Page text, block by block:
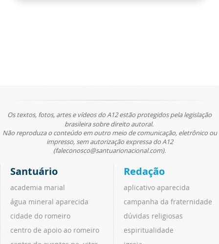
Os textos, fotos, artes e vídeos do A12 estão protegidos pela legislação
brasileira sobre direito autoral.
Não reproduza o conteúdo em outro meio de comunicação, eletrônico ou
impresso, sem autorização expressa do A12
(faleconosco@santuarionacional.com).
Santuário
academia marial
água mineral aparecida
cidade do romeiro
centro de apoio ao romeiro
Redação
aplicativo aparecida
campanha da fraternidade
dúvidas religiosas
espiritualidade